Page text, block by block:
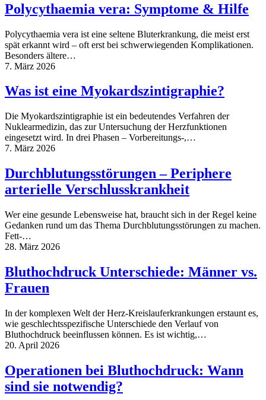
Polycythaemia vera: Symptome & Hilfe
Polycythaemia vera ist eine seltene Bluterkrankung, die meist erst
spät erkannt wird – oft erst bei schwerwiegenden Komplikationen.
Besonders ältere…
7. März 2026
Was ist eine Myokardszintigraphie?
Die Myokardszintigraphie ist ein bedeutendes Verfahren der
Nuklearmedizin, das zur Untersuchung der Herzfunktionen
eingesetzt wird. In drei Phasen – Vorbereitungs-,…
7. März 2026
Durchblutungsstörungen – Periphere
arterielle Verschlusskrankheit
Wer eine gesunde Lebensweise hat, braucht sich in der Regel keine
Gedanken rund um das Thema Durchblutungsstörungen zu machen.
Fett-…
28. März 2026
Bluthochdruck Unterschiede: Männer vs.
Frauen
In der komplexen Welt der Herz-Kreislauferkrankungen erstaunt es,
wie geschlechtsspezifische Unterschiede den Verlauf von
Bluthochdruck beeinflussen können. Es ist wichtig,…
20. April 2026
Operationen bei Bluthochdruck: Wann
sind sie notwendig?